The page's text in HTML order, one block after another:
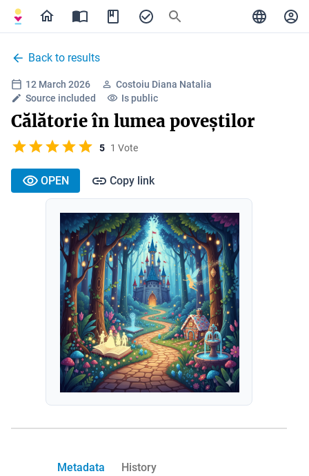
Back to results
12 March 2026
Costoiu Diana Natalia
Source included
Is public
Călătorie în lumea poveștilor
5 1 Vote
OPEN Copy link
Metadata History